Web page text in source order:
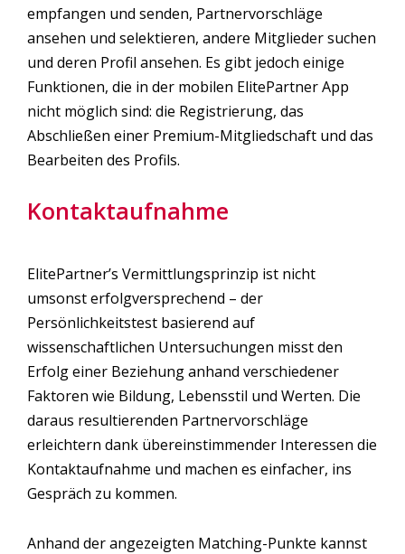
empfangen und senden, Partnervorschläge
ansehen und selektieren, andere Mitglieder suchen
und deren Profil ansehen. Es gibt jedoch einige
Funktionen, die in der mobilen ElitePartner App
nicht möglich sind: die Registrierung, das
Abschließen einer Premium-Mitgliedschaft und das
Bearbeiten des Profils.
Kontaktaufnahme
ElitePartner’s Vermittlungsprinzip ist nicht
umsonst erfolgversprechend – der
Persönlichkeitstest basierend auf
wissenschaftlichen Untersuchungen misst den
Erfolg einer Beziehung anhand verschiedener
Faktoren wie Bildung, Lebensstil und Werten. Die
daraus resultierenden Partnervorschläge
erleichtern dank übereinstimmender Interessen die
Kontaktaufnahme und machen es einfacher, ins
Gespräch zu kommen.
Anhand der angezeigten Matching-Punkte kannst